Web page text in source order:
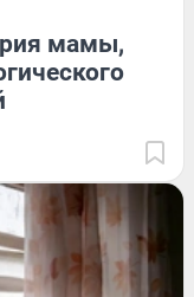
мамы,